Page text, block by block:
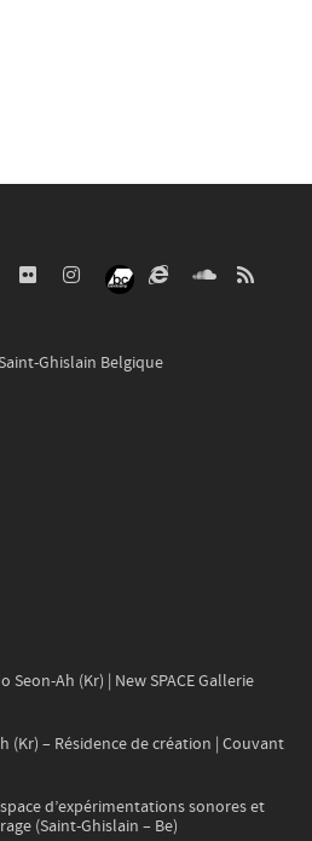
Ghislain Belgique
Seon-Ah (Kr) | New SPACE Gallerie
(Kr) – Résidence de création | Couvant
d’expérimentations sonores et
(Saint-Ghislain – Be)